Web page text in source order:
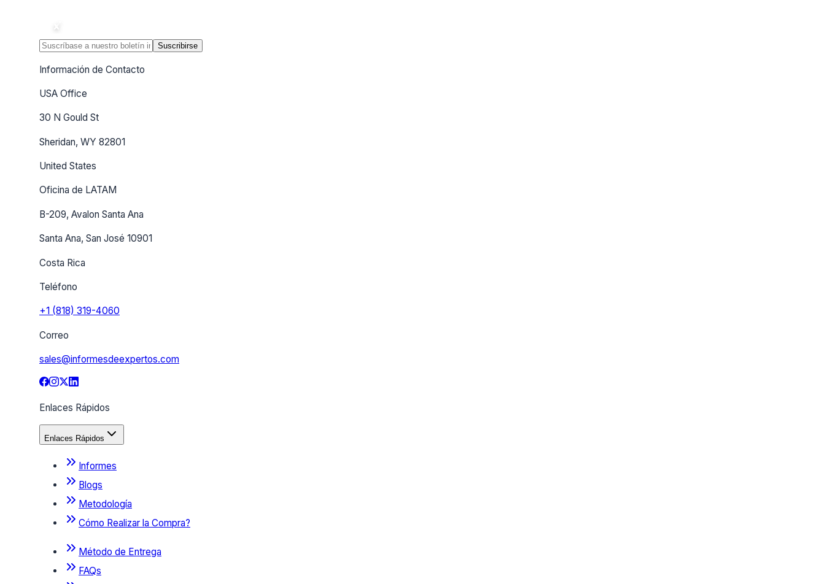
Suscribirse
Información de Contacto
USA Office
30 N Gould St
Sheridan, WY 82801
United States
Oficina de LATAM
B-209, Avalon Santa Ana
Santa Ana, San José 10901
Costa Rica
Teléfono
+1 (818) 319-4060
Correo
sales@informesdeexpertos.com
Enlaces Rápidos
Enlaces Rápidos
Informes
Blogs
Metodología
Cómo Realizar la Compra?
Método de Entrega
FAQs